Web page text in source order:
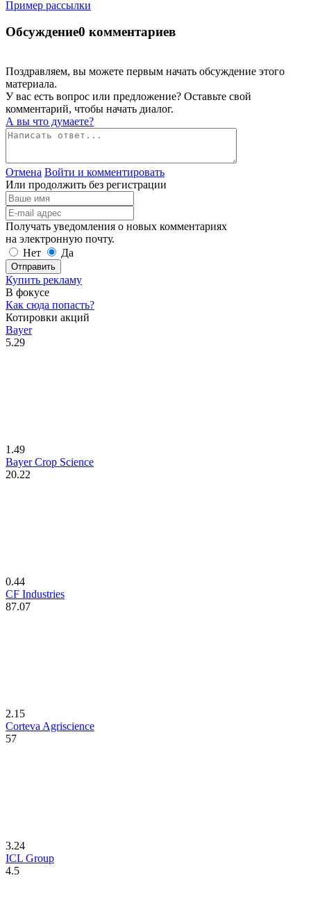
Пример рассылки
Обсуждение0 комментариев
Поздравляем, вы можете первым начать обсуждение этого
материала.
У вас есть вопрос или предложение? Оставьте свой
комментарий, чтобы начать диалог.
А вы что думаете?
Отмена Войти и комментировать
Или продолжить без регистрации
Получать уведомления о новых комментариях
на электронную почту.
Нет
Да
Отправить
Купить рекламу
В фокусе
Как сюда попасть?
Котировки акций
Bayer
5.29
1.49
Bayer Crop Science
20.22
0.44
CF Industries
87.07
2.15
Corteva Agriscience
57
3.24
ICL Group
4.5